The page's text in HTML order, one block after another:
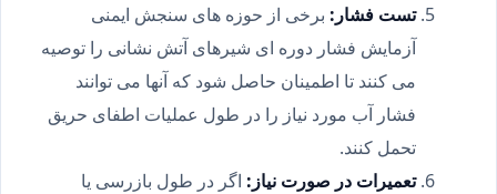
تست فشار:برخی از حوزه های سنجش ایمنی
آزمایش فشار دوره ای شیرهای آتش نشانی را توصیه
می کنند تا اطمینان حاصل شود که آنها می توانند
فشار آب مورد نیاز را در طول عملیات اطفای حریق
تحمل کنند.
تعمیرات در صورت نیاز:اگر در طول بازرسی یا